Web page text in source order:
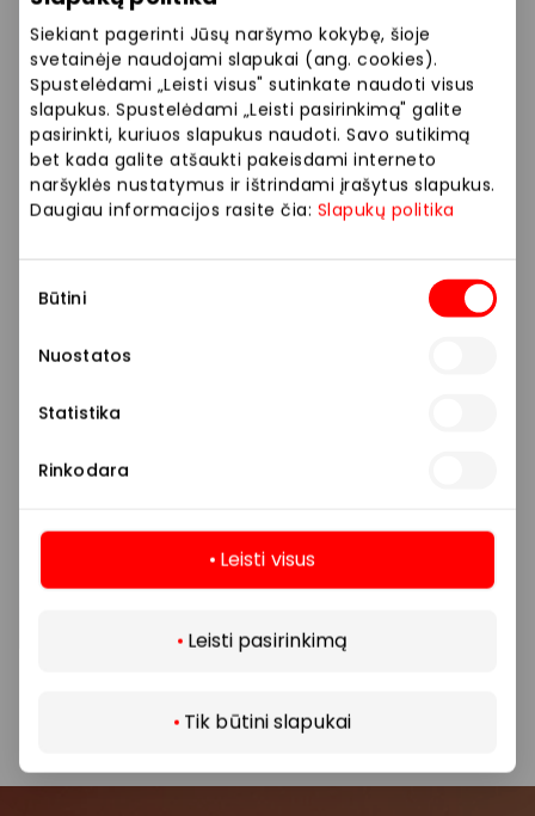
Siekiant pagerinti Jūsų naršymo kokybę, šioje
svetainėje naudojami slapukai (ang. cookies).
Spustelėdami „Leisti visus" sutinkate naudoti visus
slapukus. Spustelėdami „Leisti pasirinkimą" galite
pasirinkti, kuriuos slapukus naudoti. Savo sutikimą
bet kada galite atšaukti pakeisdami interneto
naršyklės nustatymus ir ištrindami įrašytus slapukus.
Daugiau informacijos rasite čia: Slapukų politika
pasirinkimas
Būtini
Nuostatos
Statistika
Rinkodara
Leisti visus
Leisti pasirinkimą
Tik būtini slapukai
Redmi Note 15 Pro+ 5G 256GB – tik 459 Eur
(įprasta kaina 499 Eur)
„Mobili prekyba“ – oficialus Xiaomi atstovas
Daugiau informacijos ir ypatingų pasiūlymų „Mobili
prekyba“ parduotuvėje.
veikiančios parduotuvės ir paslaugų teikėjai
savarankiškai nustato taikomas nuolaidas, jų
informaciją, tačiau, jei kyla neatitikimų tarp mūsų
informacijos parduotuvėje ar paslaugų teikimo
konkrečioje parduotuvėje ar paslaugų teikimo
nuolaidomis bei vykstančiomis akcijomis,
Daugiau